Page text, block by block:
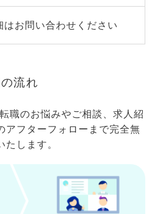
はお問い合わせください
流れ
職のお悩みやご相談、求人紹
アフターフォローまで完全無
します。